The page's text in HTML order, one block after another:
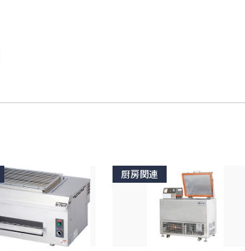
厨房関連